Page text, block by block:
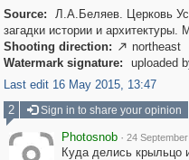
Source:
Л.А.Беляев. Церковь
загадки истории и
Shooting direction:  northeast
Watermark signature:
uploaded
Last edit 16 May 2015, 13:47
2
Sign in to share your opinion
Photosnob · 24
Куда делись крыльцо